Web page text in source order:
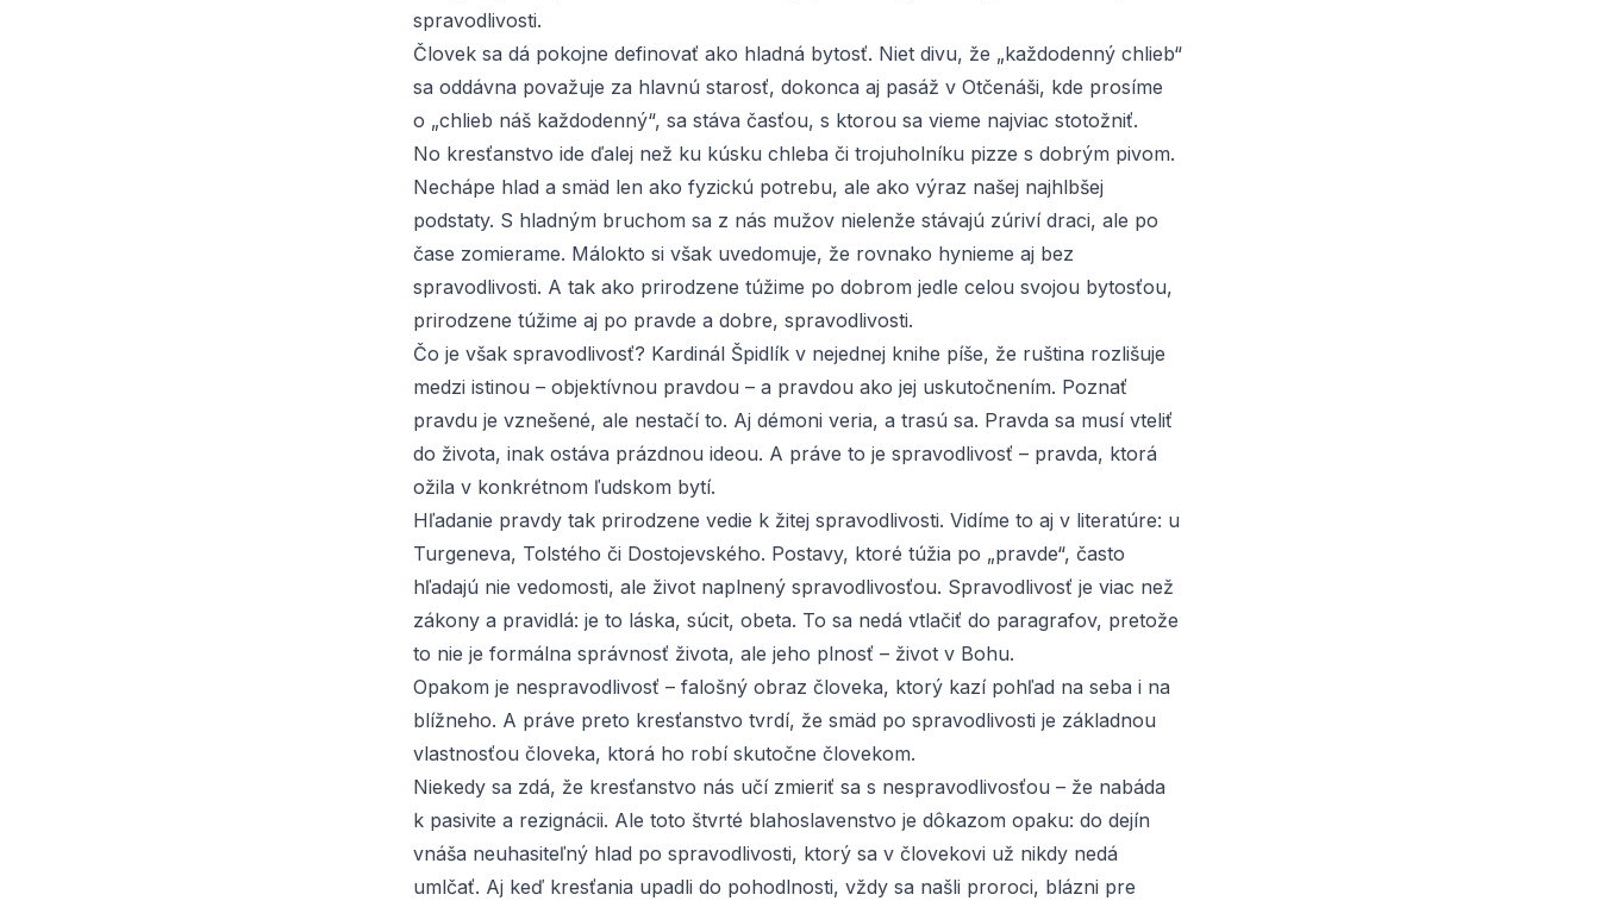
spravodlivosti.
Človek sa dá pokojne definovať ako hladná bytosť. Niet divu, že „každodenný chlieb“
sa oddávna považuje za hlavnú starosť, dokonca aj pasáž v Otčenáši, kde prosíme
o „chlieb náš každodenný“, sa stáva časťou, s ktorou sa vieme najviac stotožniť.
No kresťanstvo ide ďalej než ku kúsku chleba či trojuholníku pizze s dobrým pivom.
Nechápe hlad a smäd len ako fyzickú potrebu, ale ako výraz našej najhlbšej
podstaty. S hladným bruchom sa z nás mužov nielenže stávajú zúriví draci, ale po
čase zomierame. Málokto si však uvedomuje, že rovnako hynieme aj bez
spravodlivosti. A tak ako prirodzene túžime po dobrom jedle celou svojou bytosťou,
prirodzene túžime aj po pravde a dobre, spravodlivosti.
Čo je však spravodlivosť? Kardinál Špidlík v nejednej knihe píše, že ruština rozlišuje
medzi istinou – objektívnou pravdou – a pravdou ako jej uskutočnením. Poznať
pravdu je vznešené, ale nestačí to. Aj démoni veria, a trasú sa. Pravda sa musí vteliť
do života, inak ostáva prázdnou ideou. A práve to je spravodlivosť – pravda, ktorá
ožila v konkrétnom ľudskom bytí.
Hľadanie pravdy tak prirodzene vedie k žitej spravodlivosti. Vidíme to aj v literatúre: u
Turgeneva, Tolstého či Dostojevského. Postavy, ktoré túžia po „pravde“, často
hľadajú nie vedomosti, ale život naplnený spravodlivosťou. Spravodlivosť je viac než
zákony a pravidlá: je to láska, súcit, obeta. To sa nedá vtlačiť do paragrafov, pretože
to nie je formálna správnosť života, ale jeho plnosť – život v Bohu.
Opakom je nespravodlivosť – falošný obraz človeka, ktorý kazí pohľad na seba i na
blížneho. A práve preto kresťanstvo tvrdí, že smäd po spravodlivosti je základnou
vlastnosťou človeka, ktorá ho robí skutočne človekom.
Niekedy sa zdá, že kresťanstvo nás učí zmieriť sa s nespravodlivosťou – že nabáda
k pasivite a rezignácii. Ale toto štvrté blahoslavenstvo je dôkazom opaku: do dejín
vnáša neuhasiteľný hlad po spravodlivosti, ktorý sa v človekovi už nikdy nedá
umlčať. Aj keď kresťania upadli do pohodlnosti, vždy sa našli proroci, blázni pre